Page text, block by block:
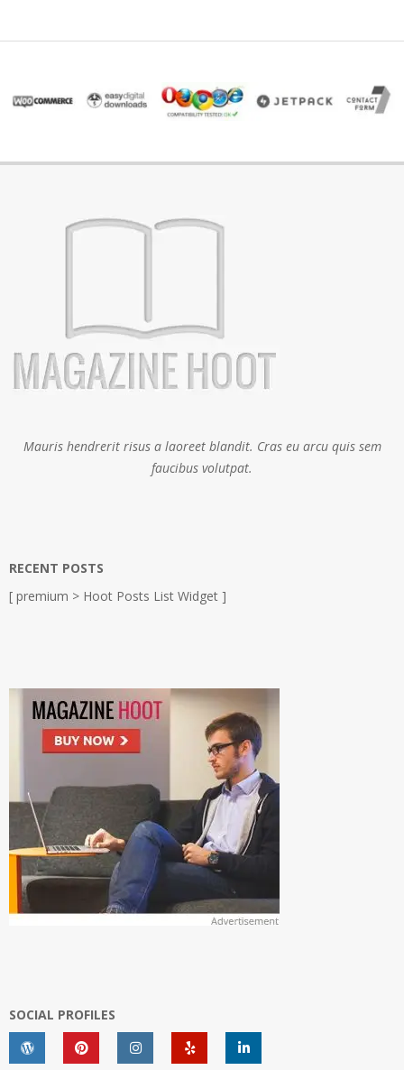
Mauris hendrerit risus a laoreet blandit. Cras eu arcu quis sem
faucibus volutpat.
RECENT POSTS
[ premium > Hoot Posts List Widget ]
SOCIAL PROFILES